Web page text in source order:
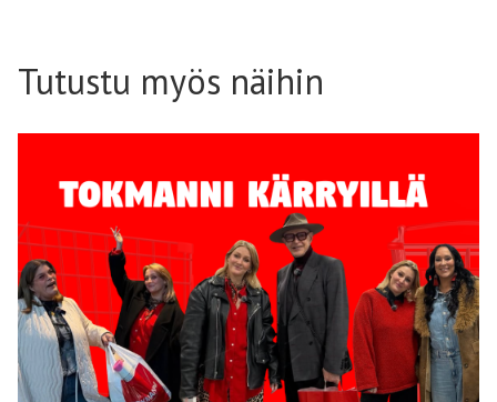
Tutustu myös näihin